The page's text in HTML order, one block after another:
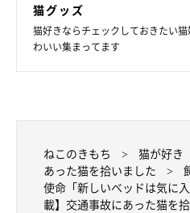
猫グッズ
猫好きならチェックしておきたい
わいい集まってます
ねこのきもち 猫が好き
あった猫を拾いました
使命「新しいベッドは気に
載】交通事故にあった猫を